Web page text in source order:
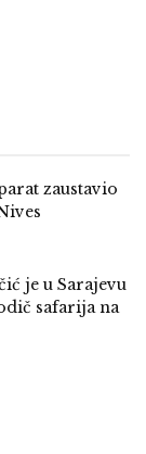
zaustavio
je u Sarajevu
safarija na